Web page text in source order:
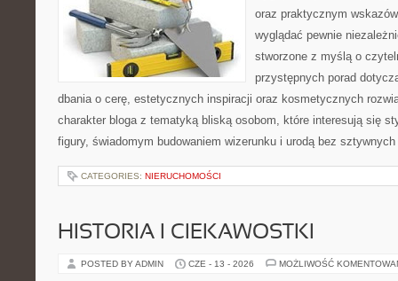
oraz praktycznym
wyglądać pewnie
stworzone z myślą o
przystępnych porad
dbania o cerę, estetycznych inspiracji oraz kosmetycznych
charakter bloga z tematyką bliską osobom, które interesują się
figury, świadomym budowaniem wizerunku i urodą bez
CATEGORIES: NIERUCHOMOŚCI
HISTORIA I CIEKAWOSTKI
POSTED BY ADMIN CZE - 13 - 2026 MOŻLIWOŚĆ